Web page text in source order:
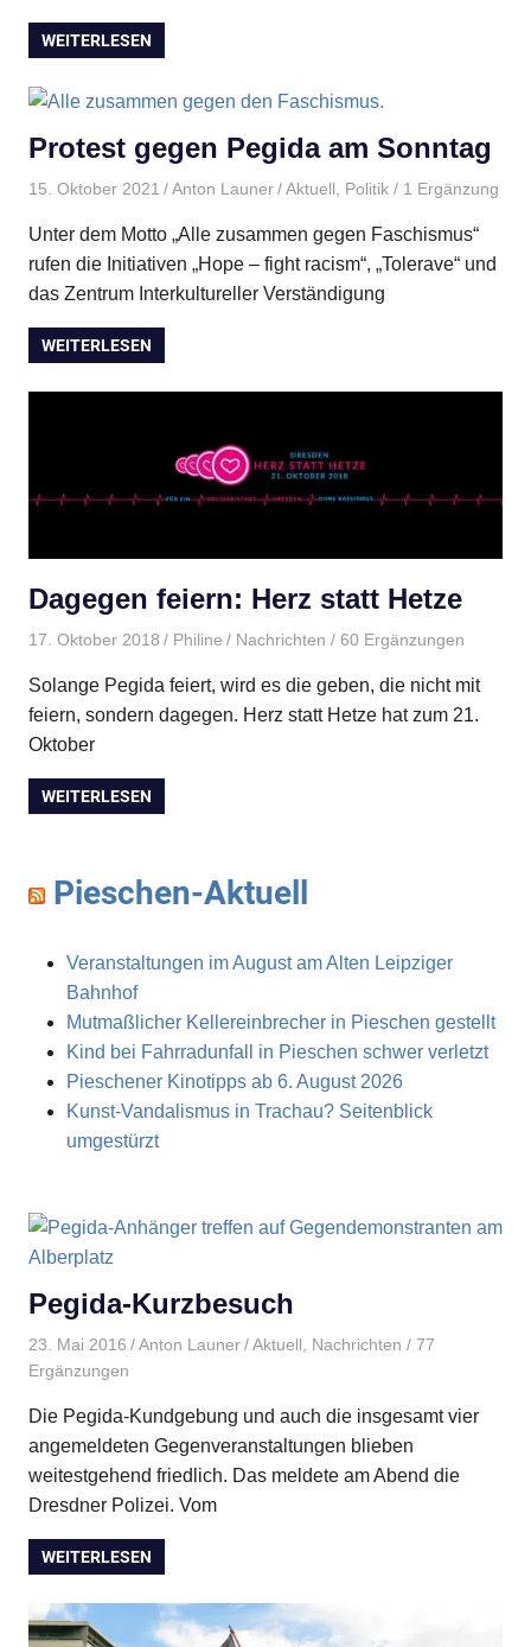
WEITERLESEN
Protest gegen Pegida am Sonntag
15. Oktober 2021 Anton Launer Aktuell Politik/ 1 Ergänzung
Unter dem Motto „Alle zusammen gegen Faschismus“
rufen die Initiativen „Hope – fight racism“, „Tolerave“ und
das Zentrum Interkultureller Verständigung
WEITERLESEN
Dagegen feiern: Herz statt Hetze
17. Oktober 2018 Philine Nachrichten / 60 Ergänzungen
Solange Pegida feiert, wird es die geben, die nicht mit
feiern, sondern dagegen. Herz statt Hetze hat zum 21.
Oktober
WEITERLESEN
Pieschen-Aktuell
Veranstaltungen im August am Alten Leipziger
Bahnhof
Mutmaßlicher Kellereinbrecher in Pieschen gestellt
Kind bei Fahrradunfall in Pieschen schwer verletzt
Pieschener Kinotipps ab 6. August 2026
Kunst-Vandalismus in Trachau? Seitenblick
umgestürzt
Pegida-Kurzbesuch
23. Mai 2016 Anton Launer Aktuell Nachrichten / 77
Ergänzungen
Die Pegida-Kundgebung und auch die insgesamt vier
angemeldeten Gegenveranstaltungen blieben
weitestgehend friedlich. Das meldete am Abend die
Dresdner Polizei. Vom
WEITERLESEN